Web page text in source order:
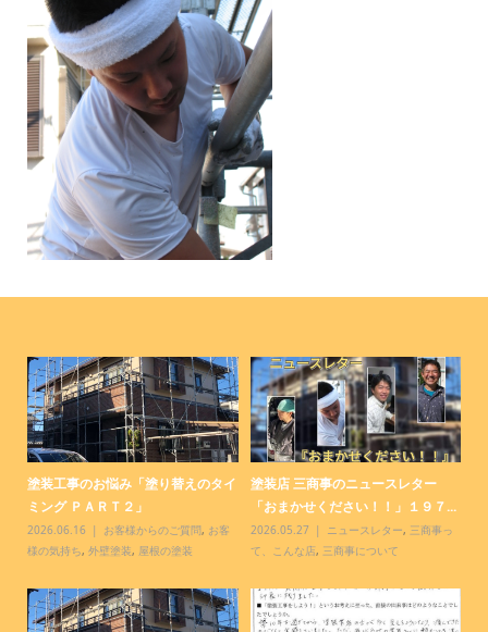
塗装工事のお悩み「塗り替えのタイ
ミング ＰＡＲＴ２」
2026.06.16 お客様からのご質問, お客
様の気持ち, 外壁塗装, 屋根の塗装
塗装店 三商事のニュースレター
「おまかせください！！」１９７...
2026.05.27 ニュースレター, 三商事っ
て、こんな店, 三商事について